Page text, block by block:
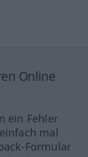
Online
ein Fehler
mal
Formular